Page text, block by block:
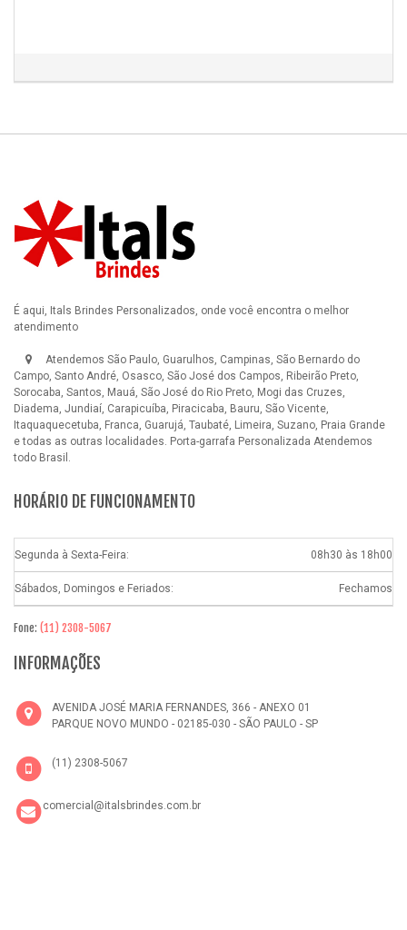
É aqui, Itals Brindes Personalizados, onde você encontra o melhor
atendimento
Atendemos São Paulo, Guarulhos, Campinas, São Bernardo do
Campo, Santo André, Osasco, São José dos Campos, Ribeirão Preto,
Sorocaba, Santos, Mauá, São José do Rio Preto, Mogi das Cruzes,
Diadema, Jundiaí, Carapicuíba, Piracicaba, Bauru, São Vicente,
Itaquaquecetuba, Franca, Guarujá, Taubaté, Limeira, Suzano, Praia Grande
e todas as outras localidades. Porta-garrafa Personalizada Atendemos
todo Brasil.
HORÁRIO DE FUNCIONAMENTO
Segunda à Sexta-Feira: 08h30 às 18h00
Sábados, Domingos e Feriados: Fechamos
Fone: (11) 2308-5067
INFORMAÇÕES
AVENIDA JOSÉ MARIA FERNANDES, 366 - ANEXO 01
PARQUE NOVO MUNDO - 02185-030 - SÃO PAULO - SP
(11) 2308-5067
comercial@italsbrindes.com.br